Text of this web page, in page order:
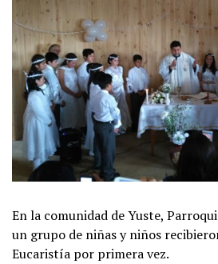
En la comunidad de Yuste,
un grupo de niñas y niños
Eucaristía por primera vez.